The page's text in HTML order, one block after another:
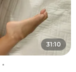
31:10